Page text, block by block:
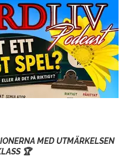
MED UTMÄRKELSEN
🏆